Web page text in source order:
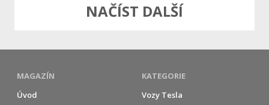
NAČÍST DALŠÍ
MAGAZÍN
Úvod
KATEGORIE
Vozy Tesla